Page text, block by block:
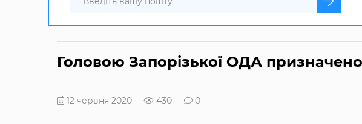
Головою Запорізької ОДА призначено
12 червня 2020 430 0